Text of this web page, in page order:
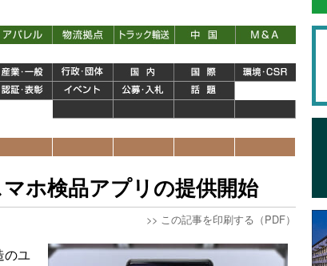
ホ検品アプリの提供開始
>> この記事を印刷する（PDF）
のユ